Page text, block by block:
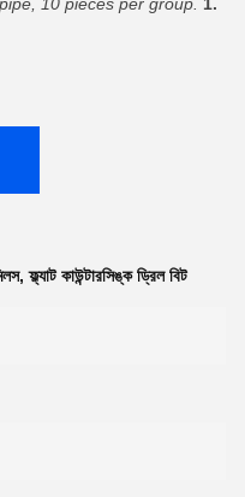
,ফ্ল্যাট কাউন্টারসিঙ্ক ড্রিল বিট